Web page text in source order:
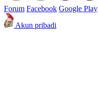
Forum Facebook Google Play
Akun pribadi